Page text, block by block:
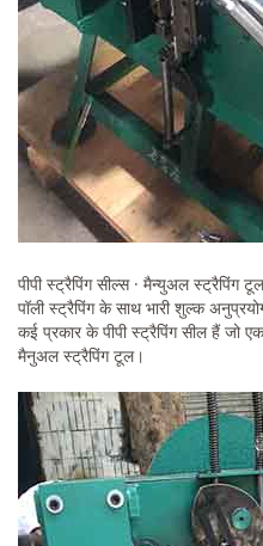
पीपी स्ट्रैपिंग सील्स · मैन्युअल स्ट्रैपिंग
पॉली स्ट्रैपिंग के साथ भारी शुल्क
कई प्रकार के पीपी स्ट्रैपिंग सील हैं जो
मैनुअल स्ट्रैपिंग टूल।